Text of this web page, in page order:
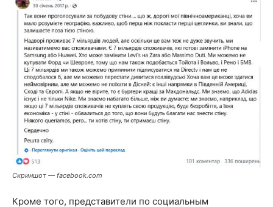
Скриншот — facebook.com
Кроме того, представители по социальным